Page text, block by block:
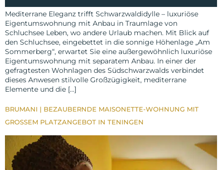
Mediterrane Eleganz trifft Schwarzwaldidylle – luxuriöse
Eigentumswohnung mit Anbau in Traumlage von
Schluchsee Leben, wo andere Urlaub machen. Mit Blick auf
den Schluchsee, eingebettet in die sonnige Höhenlage „Am
Sommerberg“, erwartet Sie eine außergewöhnlich luxuriöse
Eigentumswohnung mit separatem Anbau. In einer der
gefragtesten Wohnlagen des Südschwarzwalds verbindet
dieses Anwesen stilvolle Großzügigkeit, mediterrane
Elemente und die […]
BRUMANI | BEZAUBERNDE MAISONETTE-WOHNUNG MIT
GROSSEM PLATZANGEBOT IN TENINGEN